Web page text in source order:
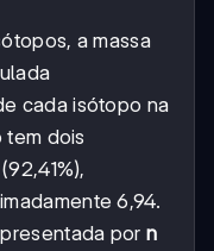
a massa
cada isótopo na
tem dois
6,94.
por n